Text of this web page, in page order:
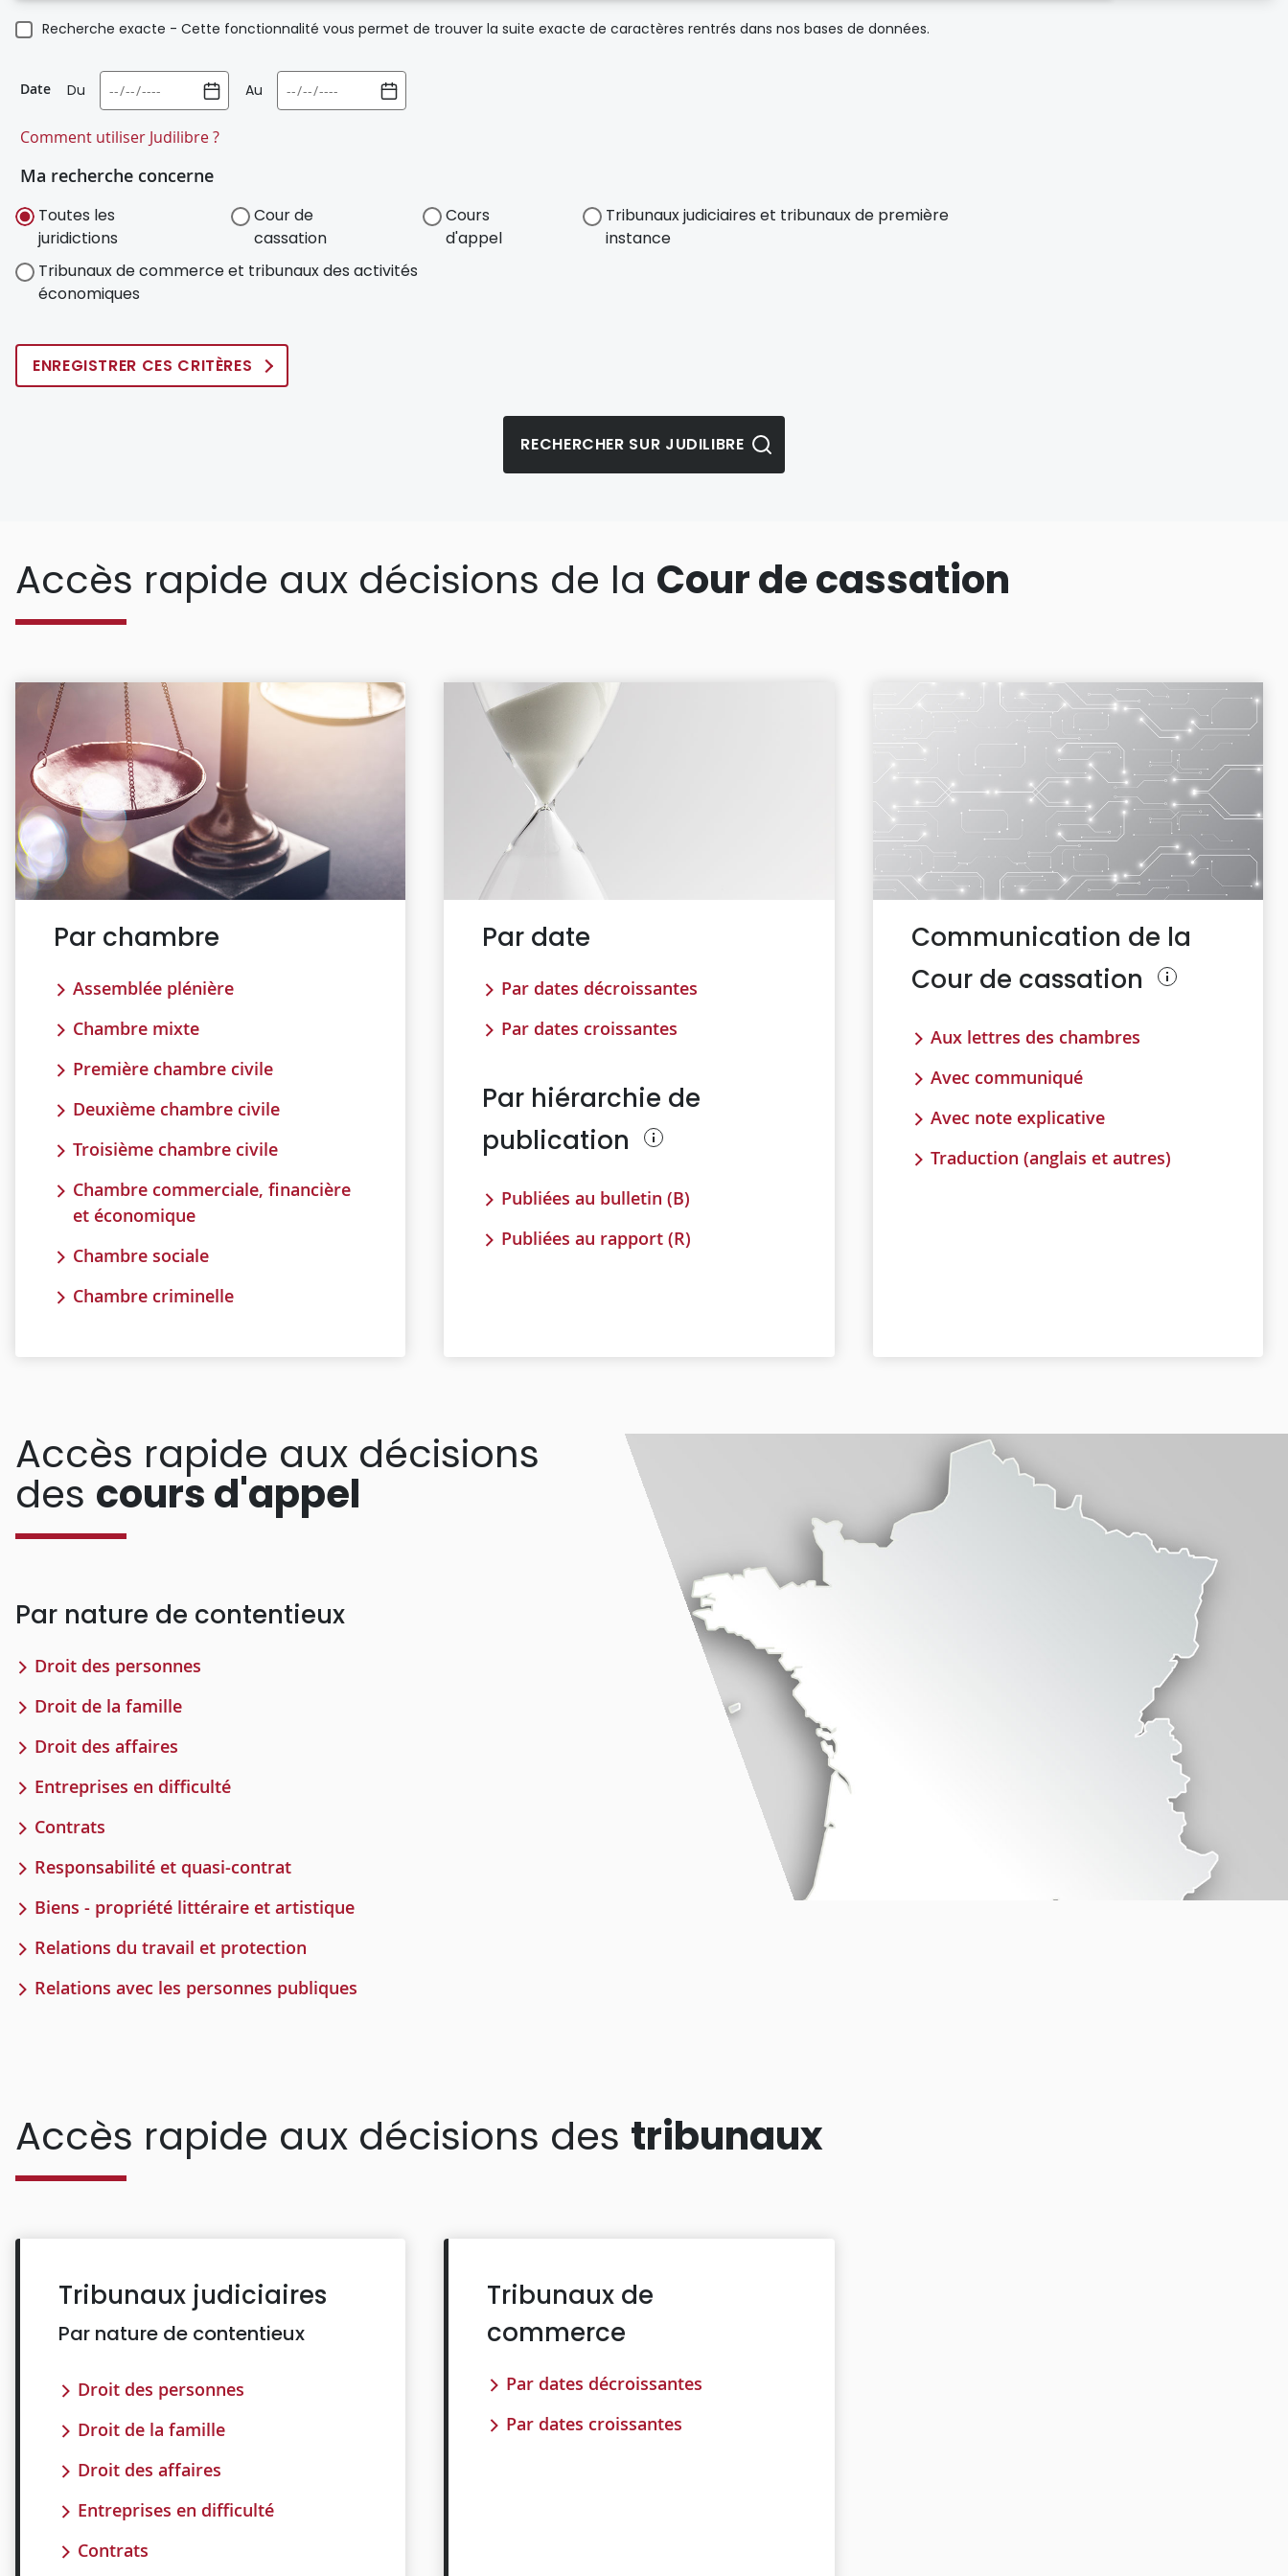
Recherche exacte - Cette fonctionnalité vous permet de trouver la suite exacte de caractères rentrés dans nos bases de données.
Date Du Au
Comment utiliser Judilibre ?
Ma recherche concerne
Toutes les
juridictions
Cour de
cassation
Cours
d'appel
Tribunaux judiciaires et tribunaux de première
instance
Tribunaux de commerce et tribunaux des activités
économiques
ENREGISTRER CES CRITÈRES
Accès rapide aux décisions de la Cour de cassation
Par chambre
Assemblée plénière
Chambre mixte
Première chambre civile
Deuxième chambre civile
Troisième chambre civile
Chambre commerciale, financière
et économique
Chambre sociale
Chambre criminelle
Par date
Par dates décroissantes
Par dates croissantes
Par hiérarchie de
publication
Publiées au bulletin (B)
Publiées au rapport (R)
Communication de la
Cour de cassation
Aux lettres des chambres
Avec communiqué
Avec note explicative
Traduction (anglais et autres)
Accès rapide aux décisions
des cours d'appel
Par nature de contentieux
Droit des personnes
Droit de la famille
Droit des affaires
Entreprises en difficulté
Contrats
Responsabilité et quasi-contrat
Biens - propriété littéraire et artistique
Relations du travail et protection
Relations avec les personnes publiques
Accès rapide aux décisions des tribunaux
Tribunaux judiciaires
Par nature de contentieux
Droit des personnes
Droit de la famille
Droit des affaires
Entreprises en difficulté
Contrats
Tribunaux de
commerce
Par dates décroissantes
Par dates croissantes